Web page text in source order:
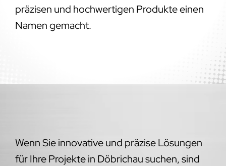
präzisen und hochwertigen Produkte einen
Namen gemacht.
Wenn Sie innovative und präzise Lösungen
für Ihre Projekte in Döbrichau suchen, sind